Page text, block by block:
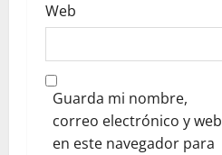
Web
Guarda mi nombre,
correo electrónico y web
en este navegador para